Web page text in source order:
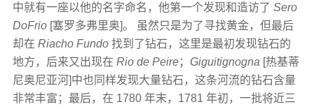
中就有一座以他的名字命名，他第一个发现和造访了 Sero
DoFrio [塞罗多弗里奥]。 虽然只是为了寻找黄金，但最后
却在 Riacho Fundo 找到了钻石，这里是最初发现钻石的
地方，后来又出现在 Rio de Peire； Giguitignogna [热基蒂
尼奥尼亚河]中也同样发现大量钻石，这条河流的钻石含量
非常丰富；最后，在 1780 年末，1781 年初，一批将近三